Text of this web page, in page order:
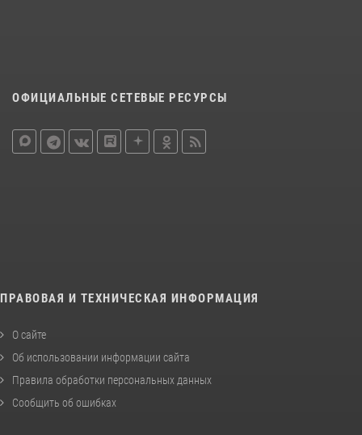
ОФИЦИАЛЬНЫЕ СЕТЕВЫЕ РЕСУРСЫ
ПРАВОВАЯ И ТЕХНИЧЕСКАЯ ИНФОРМАЦИЯ
О сайте
Об использовании информации сайта
Правила обработки персональных данных
Сообщить об ошибках